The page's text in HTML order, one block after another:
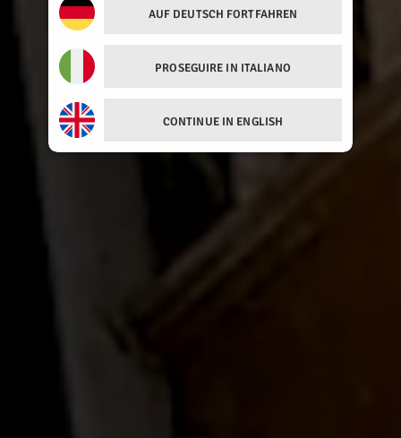
AUF DEUTSCH FORTFAHREN
PROSEGUIRE IN ITALIANO
CONTINUE IN ENGLISH